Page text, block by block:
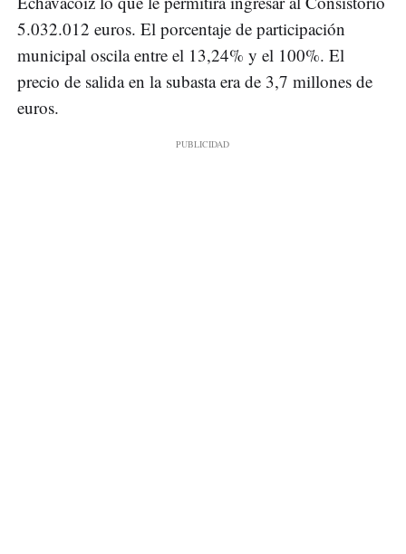
5.032.012 euros. El porcentaje de participación
municipal oscila entre el 13,24% y el 100%. El
precio de salida en la subasta era de 3,7 millones de
euros.